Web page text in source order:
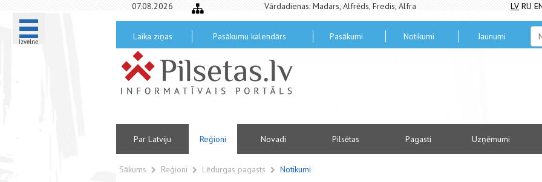
Izvēlne
07.08.2026 Vārdadienas: Madars, Alfrēds, Fredis, Alfra LV RU
Laika ziņas Pasākumu kalendārs Pasākumi Notikumi Jaunumi
Par Latviju Reģioni Novadi Pilsētas Pagasti Uzņēmumi
Sākums Reģioni Lēdurgas pagasts Notikumi